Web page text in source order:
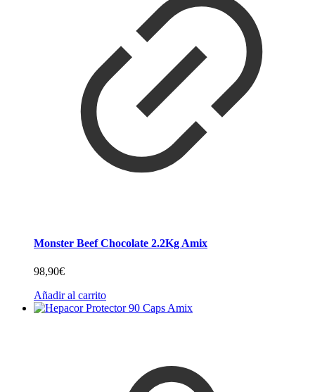
Monster Beef Chocolate 2.2Kg Amix
98,90€
Añadir al carrito